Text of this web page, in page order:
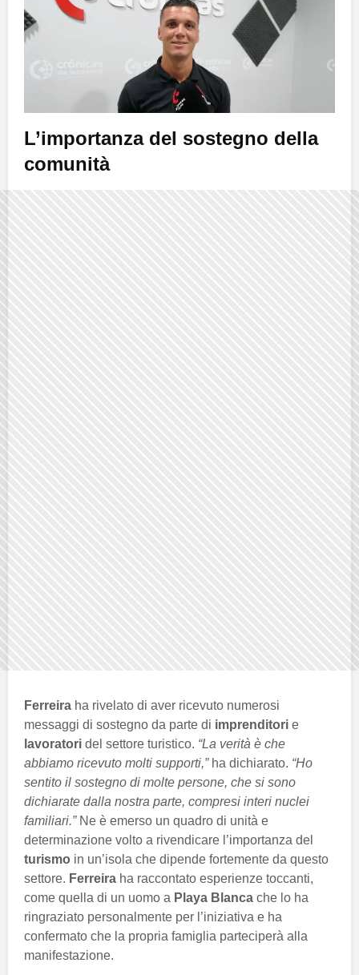
L’importanza del sostegno della
comunità
Ferreira ha rivelato di aver ricevuto numerosi
messaggi di sostegno da parte di imprenditori e
lavoratori del settore turistico. “La verità è che
abbiamo ricevuto molti supporti,”ha dichiarato. “Ho
sentito il sostegno di molte persone, che si sono
dichiarate dalla nostra parte, compresi interi nuclei
familiari.”Ne è emerso un quadro di unità e
determinazione volto a rivendicare l’importanza del
turismo in un’isola che dipende fortemente da questo
settore. Ferreira ha raccontato esperienze toccanti,
come quella di un uomo a Playa Blanca che lo ha
ringraziato personalmente per l’iniziativa e ha
confermato che la propria famiglia parteciperà alla
manifestazione.